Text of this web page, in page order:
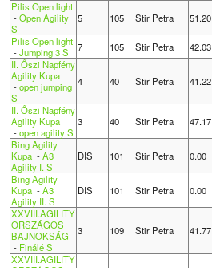
Pilis Open light
-Open Agility
S
5 105 Stir Petra 51.20
Pilis Open light
-Jumping 3 S 7 105 Stir Petra 42.03
II. Őszi Napfény
Agility Kupa
-open jumping
S
4 40 Stir Petra 41.22
II. Őszi Napfény
Agility Kupa
-open agility S
3 40 Stir Petra 47.17
Bing Agility
Kupa-A3
Agility I. S
DIS 101 Stir Petra 0.00
Bing Agility
Kupa-A3
Agility II. S
DIS 101 Stir Petra 0.00
XXVIII.AGILITY
ORSZÁGOS
BAJNOKSÁG
- Finálé S
3 109 Stir Petra 41.77
XXVIII.AGILITY